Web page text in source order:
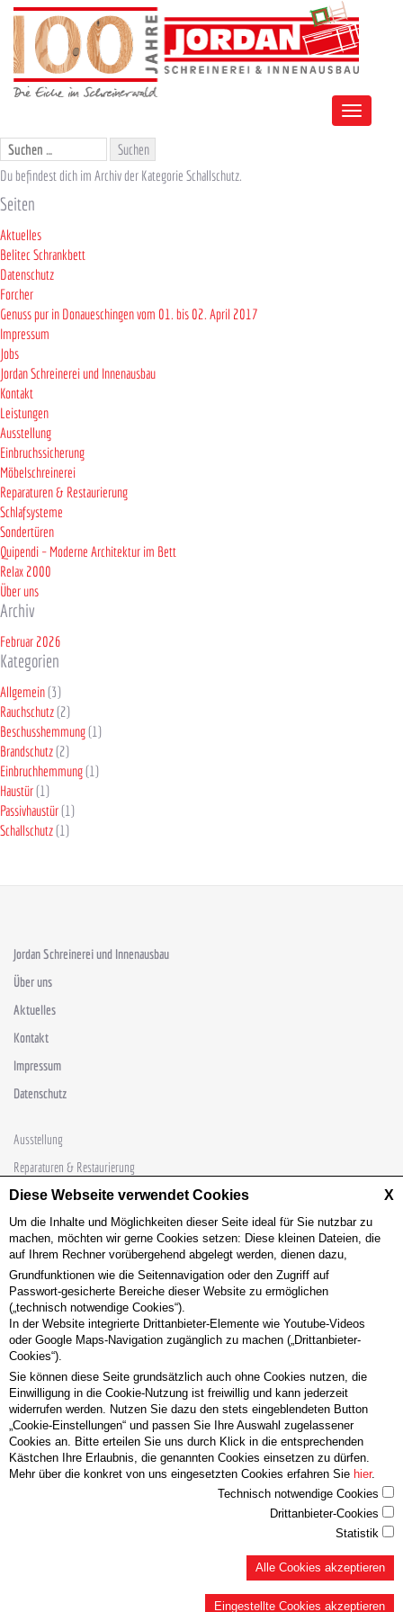
Diese Webseite verwendet Cookies X
Um die Inhalte und Möglichkeiten dieser Seite ideal für Sie nutzbar zu
machen, möchten wir gerne Cookies setzen: Diese kleinen Dateien, die
auf Ihrem Rechner vorübergehend abgelegt werden, dienen dazu,
Grundfunktionen wie die Seitennavigation oder den Zugriff auf
Passwort-gesicherte Bereiche dieser Website zu ermöglichen
(„technisch notwendige Cookies“).
In der Website integrierte Drittanbieter-Elemente wie Youtube-Videos
oder Google Maps-Navigation zugänglich zu machen („Drittanbieter-
Cookies“).
Sie können diese Seite grundsätzlich auch ohne Cookies nutzen, die
Einwilligung in die Cookie-Nutzung ist freiwillig und kann jederzeit
widerrufen werden. Nutzen Sie dazu den stets eingeblendeten Button
„Cookie-Einstellungen“ und passen Sie Ihre Auswahl zugelassener
Cookies an. Bitte erteilen Sie uns durch Klick in die entsprechenden
Kästchen Ihre Erlaubnis, die genannten Cookies einsetzen zu dürfen.
Mehr über die konkret von uns eingesetzten Cookies erfahren Sie hier.
Technisch notwendige Cookies
Drittanbieter-Cookies
Statistik
Alle Cookies akzeptieren
Eingestellte Cookies akzeptieren
Toggle
Suchen
nach:
Du befindest dich im Archiv der Kategorie Schallschutz.
Seiten
Aktuelles
Belitec Schrankbett
Datenschutz
Forcher
Genuss pur in Donaueschingen vom 01. bis 02. April 2017
Impressum
Jobs
Jordan Schreinerei und Innenausbau
Kontakt
Leistungen
Ausstellung
Einbruchssicherung
Möbelschreinerei
Reparaturen & Restaurierung
Schlafsysteme
Sondertüren
Quipendi – Moderne Architektur im Bett
Relax 2000
Über uns
Archiv
Februar 2026
Kategorien
Allgemein(3)
Rauchschutz(2)
Beschusshemmung(1)
Brandschutz(2)
Einbruchhemmung(1)
Haustür(1)
Passivhaustür(1)
Schallschutz(1)
Jordan Schreinerei und Innenausbau
Über uns
Aktuelles
Kontakt
Impressum
Datenschutz
Ausstellung
Reparaturen & Restaurierung
Sondertüren
Schlafsysteme
Möbelschreinerei
Beschusshemmung Brandschutz Einbruch
Einbruchhemmung
Einbruchssicherung
Passivhaustüren Rauchschutz
Schallschutz
Sondertüren
Fenster klemmt Garderoben
Haustüre defekt
Möbel auffrischen
Möbelreparatur Möbelschreinerei
Reparatur
Restaurierung
Scharnier kaputt Schloß kaputt
Schranktüre klemmt
Schublade reparieren
Stühle leimen Tischplatte schleifen
Relax 2000
Schlafsysteme
DIE WOH(L)NFÜHLOASE Tradition Forcher-Schlafsysteme